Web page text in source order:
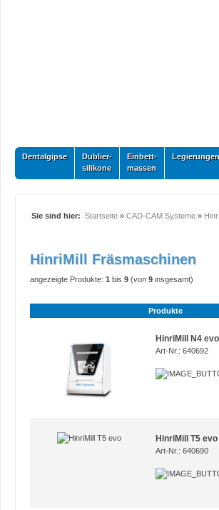
Dentalgipse
Dublier-
silikone
Einbett-
massen
Legierungen
Sie sind hier: Startseite » CAD-CAM Systeme »
HinriMill Fräsmaschinen
angezeigte Produkte: 1 bis 9 (von 9 insgesamt)
Produkte
HinriMill N4 evo
Art-Nr.: 640692
HinriMill T5 evo
Art-Nr.: 640690